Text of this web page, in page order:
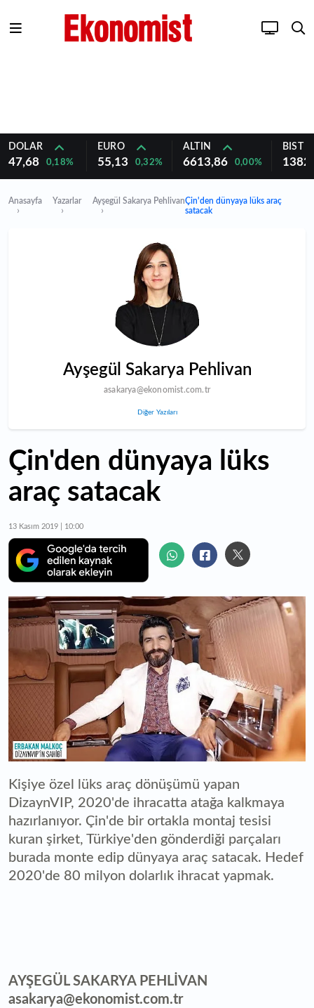
DOLAR
47,68 0,18%
EURO
55,13 0,32%
ALTIN
6613,86 0,00%
BIST
Anasayfa Yazarlar Ayşegül Sakarya PehlivanÇin'den dünyaya lüks araç
satacak
Ayşegül Sakarya Pehlivan
asakarya@ekonomist.com.tr
Diğer Yazıları
Çin'den dünyaya lüks
araç satacak
13 Kasım 2019 | 10:00
Kişiye özel lüks araç dönüşümü yapan
DizaynVIP, 2020'de ihracatta atağa kalkmaya
hazırlanıyor. Çin'de bir ortakla montaj tesisi
kuran şirket, Türkiye'den gönderdiği parçaları
burada monte edip dünyaya araç satacak. Hedef
2020'de 80 milyon dolarlık ihracat yapmak.
AYŞEGÜL SAKARYA PEHLİVAN
asakarya@ekonomist.com.tr